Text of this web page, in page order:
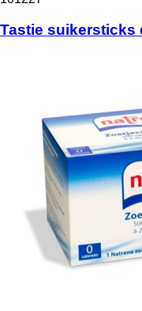
Tastie suikersticks